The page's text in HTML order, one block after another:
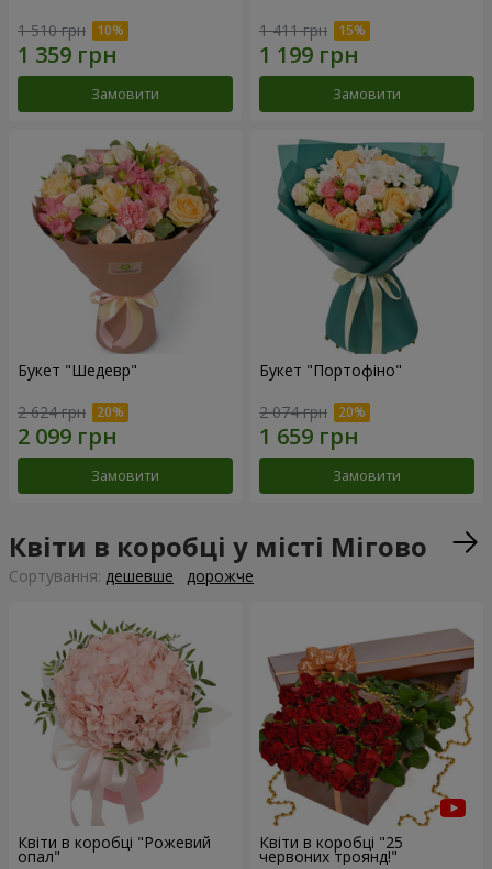
1 510 грн
Замовити
1 411 грн
Замовити
Букет "Шедевр"
2 624 грн
Замовити
Букет "Портофіно"
2 074 грн
Замовити
Квіти в коробці у місті Мігово
Сортування: дешевше дорожче
Квіти в коробці "Рожевий
опал"
Квіти в коробці "25
червоних троянд!"